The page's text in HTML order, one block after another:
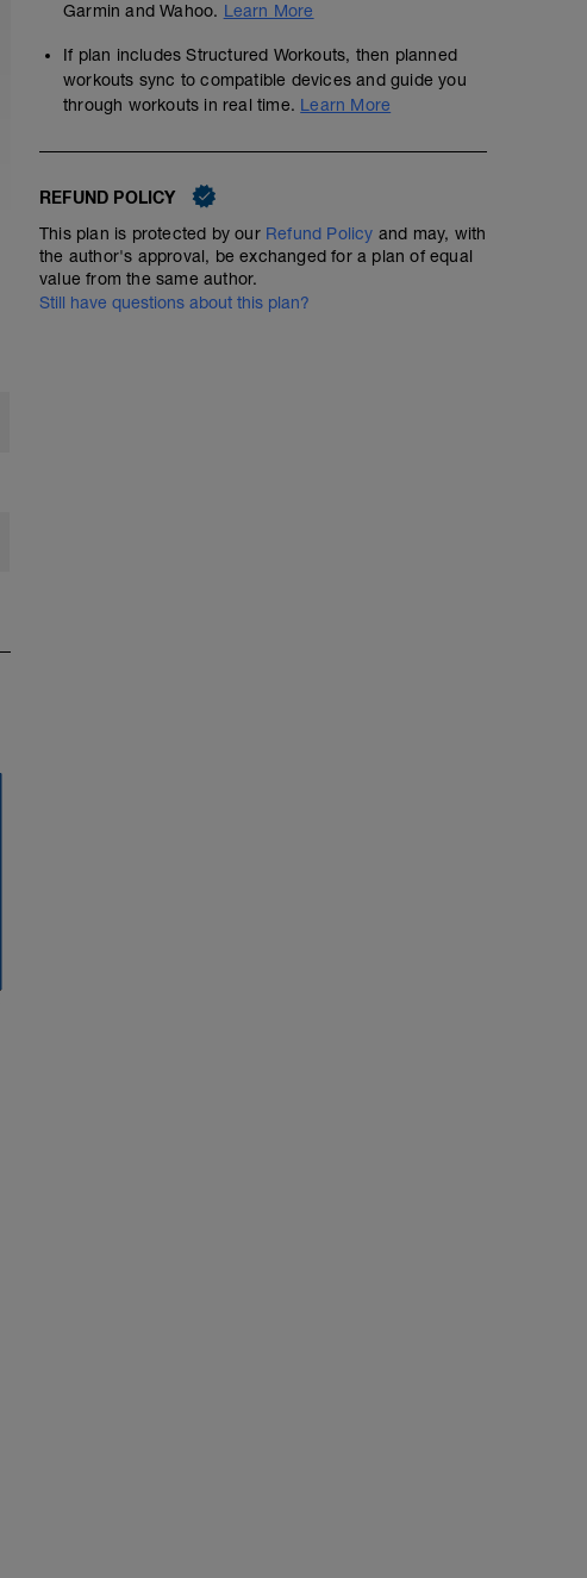
6 x 2 min intensiv
00:44:00
laufe 10 Minuten mit 6:20-6:35 min/km,
dann 6 x 2 Minuten mit 4:45-4:50 min/km,
gefolgt von jeweils 2 Minuten lockerem Traben* zur
abschließend 10 Minuten mit 6:20-6:35 min/km.
*die Pace ist beim lockeren Traben nicht relevant,
Garmin and Wahoo. Learn More
If plan includes Structured Workouts, then planned
workouts sync to compatible devices and guide you
through workouts in real time. Learn More
REFUND POLICY
This plan is protected by our Refund Policy and may, with
the author's approval, be exchanged for a plan of equal
value from the same author.
Still have questions about this plan?